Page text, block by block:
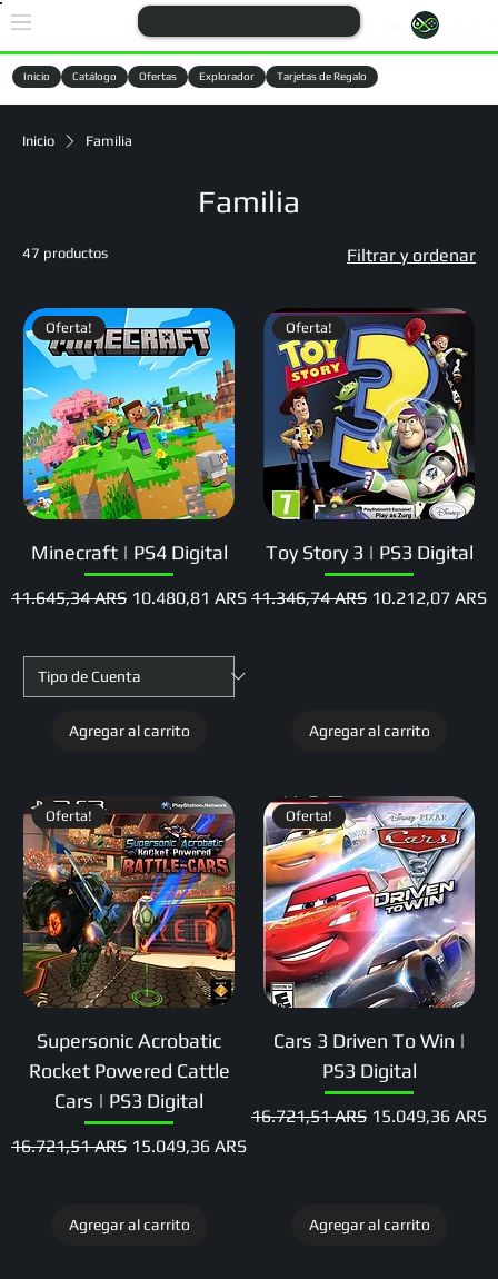
Inicio Catálogo Ofertas Explorador Tarjetas de Regalo
Inicio Familia
Familia
47 productos Filtrar y ordenar
Oferta!
Minecraft | PS4 Digital
Precio
11.645,34 ARS Precio de oferta
10.480,81 ARS
Agregar al carrito
Oferta!
Toy Story 3 | PS3 Digital
Precio
11.346,74 ARS Precio de oferta
10.212,07 ARS
Agregar al carrito
Oferta!
Supersonic Acrobatic
Rocket Powered Cattle
Cars | PS3 Digital
Precio
16.721,51 ARS Precio de oferta
15.049,36 ARS
Agregar al carrito
Oferta!
Cars 3 Driven To Win |
PS3 Digital
Precio
16.721,51 ARS Precio de oferta
15.049,36 ARS
Agregar al carrito